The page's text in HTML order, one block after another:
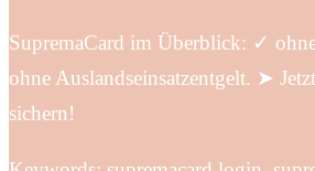
SupremaCard im Überblick: ✓
ohne Auslandseinsatzentgelt. ➤
sichern!